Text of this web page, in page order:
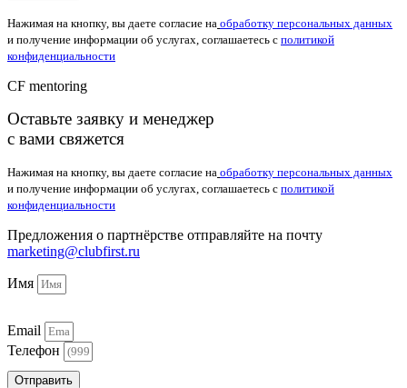
Нажимая на кнопку, вы даете согласие на обработку персональных данных
и получение информации об услугах, соглашаетесь с политикой
конфиденциальности
CF mentoring
Оставьте заявку и менеджер
с вами свяжется
Нажимая на кнопку, вы даете согласие на обработку персональных данных
и получение информации об услугах, соглашаетесь с политикой
конфиденциальности
Предложения о партнёрстве отправляйте на почту
marketing@clubfirst.ru
Имя
Email
Телефон
Отправить